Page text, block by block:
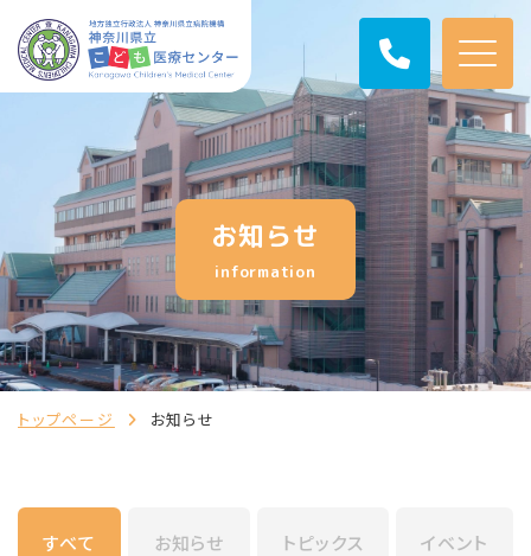
お知らせ
information
トップページ お知らせ
すべて お知らせ トピックス イベント